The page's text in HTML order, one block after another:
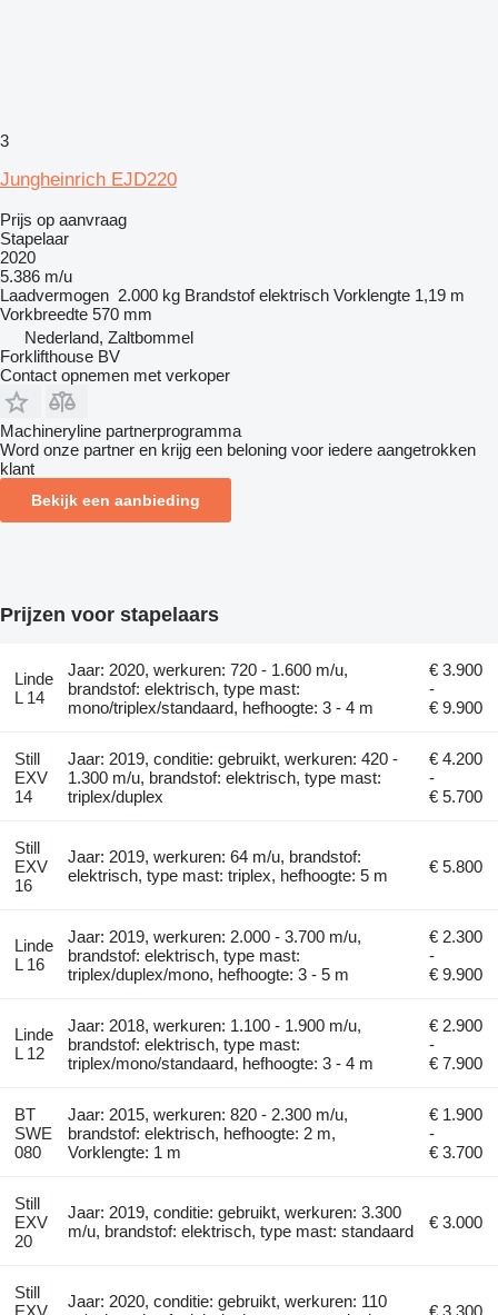
3
Jungheinrich EJD220
Prijs op aanvraag
Stapelaar
2020
5.386 m/u
Laadvermogen 2.000 kg Brandstof elektrisch Vorklengte 1,19 m
Vorkbreedte 570 mm
Nederland, Zaltbommel
Forklifthouse BV
Contact opnemen met verkoper
Machineryline partnerprogramma
Word onze partner en krijg een beloning voor iedere aangetrokken
klant
Bekijk een aanbieding
Prijzen voor stapelaars
Linde
L 14
Jaar: 2020, werkuren: 720 - 1.600 m/u,
brandstof: elektrisch, type mast:
mono/triplex/standaard, hefhoogte: 3 - 4 m
€ 3.900
-
€ 9.900
Still
EXV
14
Jaar: 2019, conditie: gebruikt, werkuren: 420 -
1.300 m/u, brandstof: elektrisch, type mast:
triplex/duplex
€ 4.200
-
€ 5.700
Still
EXV
16
Jaar: 2019, werkuren: 64 m/u, brandstof:
elektrisch, type mast: triplex, hefhoogte: 5 m
€ 5.800
Linde
L 16
Jaar: 2019, werkuren: 2.000 - 3.700 m/u,
brandstof: elektrisch, type mast:
triplex/duplex/mono, hefhoogte: 3 - 5 m
€ 2.300
-
€ 9.900
Linde
L 12
Jaar: 2018, werkuren: 1.100 - 1.900 m/u,
brandstof: elektrisch, type mast:
triplex/mono/standaard, hefhoogte: 3 - 4 m
€ 2.900
-
€ 7.900
BT
SWE
080
Jaar: 2015, werkuren: 820 - 2.300 m/u,
brandstof: elektrisch, hefhoogte: 2 m,
Vorklengte: 1 m
€ 1.900
-
€ 3.700
Still
EXV
20
Jaar: 2019, conditie: gebruikt, werkuren: 3.300
m/u, brandstof: elektrisch, type mast: standaard
€ 3.000
Still
EXV
Jaar: 2020, conditie: gebruikt, werkuren: 110
€ 3.300